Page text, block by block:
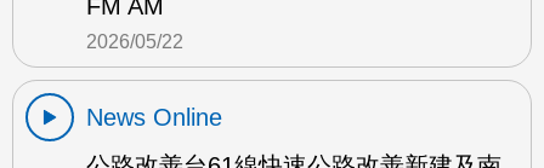
FM AM
2026/05/22
News Online